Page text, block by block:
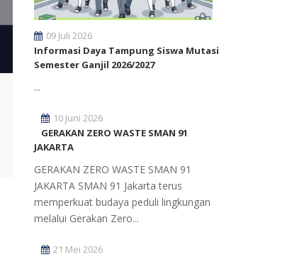
09 Juli 2026
Informasi Daya Tampung Siswa Mutasi
Semester Ganjil 2026/2027
...
10 Juni 2026
GERAKAN ZERO WASTE SMAN 91
JAKARTA
GERAKAN ZERO WASTE SMAN 91
JAKARTA SMAN 91 Jakarta terus
memperkuat budaya peduli lingkungan
melalui Gerakan Zero...
21 Mei 2026